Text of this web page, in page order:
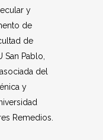
y
de
de
San Pablo,
del
y
Remedios.